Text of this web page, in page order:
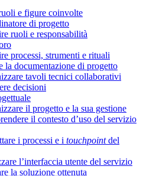
e figure coinvolte
di progetto
ruoli e responsabilità
processi, strumenti e rituali
la documentazione di progetto
tavoli tecnici collaborativi
decisioni
il progetto e la sua gestione
il contesto d’uso del servizio
i processi e i touchpointdel
l’interfaccia utente del servizio
la soluzione ottenuta